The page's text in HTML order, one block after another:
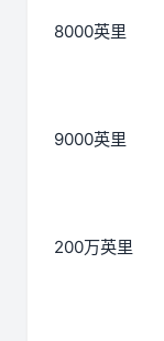
8000英里
9000英里
200万英里